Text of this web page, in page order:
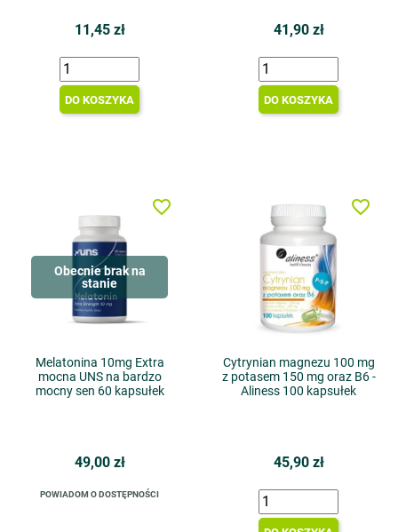
11,45 zł
DO KOSZYKA
41,90 zł
DO KOSZYKA
Obecnie brak na
stanie
Melatonina 10mg Extra
mocna UNS na bardzo
mocny sen 60 kapsułek
49,00 zł
POWIADOM O DOSTĘPNOŚCI
favorite_border
Cytrynian magnezu 100 mg
z potasem 150 mg oraz B6 -
Aliness 100 kapsułek
45,90 zł
favorite_border